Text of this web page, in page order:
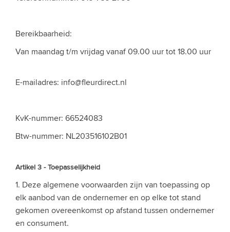
Bereikbaarheid:
Van maandag t/m vrijdag vanaf 09.00 uur tot 18.00 uur
E-mailadres: info@fleurdirect.nl
KvK-nummer: 66524083
Btw-nummer: NL203516102B01
Artikel 3 - Toepasselijkheid
1. Deze algemene voorwaarden zijn van toepassing op
elk aanbod van de ondernemer en op elke tot stand
gekomen overeenkomst op afstand tussen ondernemer
en consument.